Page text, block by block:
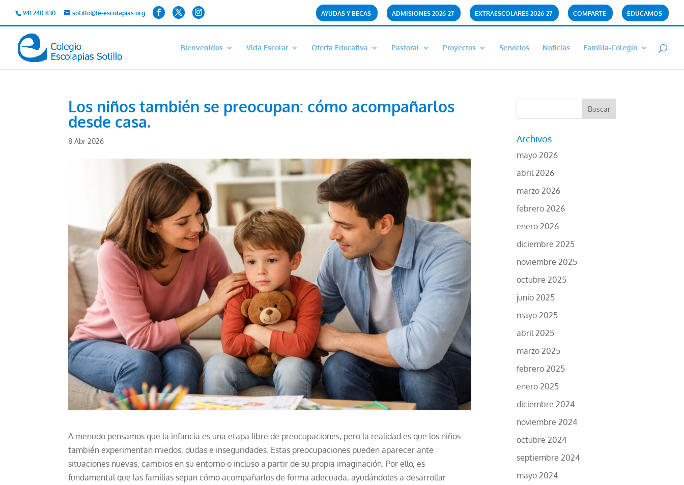
941 240 830 sotillo@fe-escolapias.org AYUDAS Y BECAS ADMISIONES 2026-27 EXTRAESCOLARES 2026-27 COMPARTE EDUCAMOS
Bienvenidos Vida Escolar Oferta Educativa Pastoral Proyectos Servicios Noticias Familia-Colegio
Los niños también se preocupan: cómo acompañarlos
desde casa.
8 Abr 2026
A menudo pensamos que la infancia es una etapa libre de preocupaciones, pero la realidad es que los niños
también experimentan miedos, dudas e inseguridades. Estas preocupaciones pueden aparecer ante
situaciones nuevas, cambios en su entorno o incluso a partir de su propia imaginación. Por ello, es
fundamental que las familias sepan cómo acompañarlos de forma adecuada, ayudándoles a desarrollar
Archivos
mayo 2026
abril 2026
marzo 2026
febrero 2026
enero 2026
diciembre 2025
noviembre 2025
octubre 2025
junio 2025
mayo 2025
abril 2025
marzo 2025
febrero 2025
enero 2025
diciembre 2024
noviembre 2024
octubre 2024
septiembre 2024
mayo 2024